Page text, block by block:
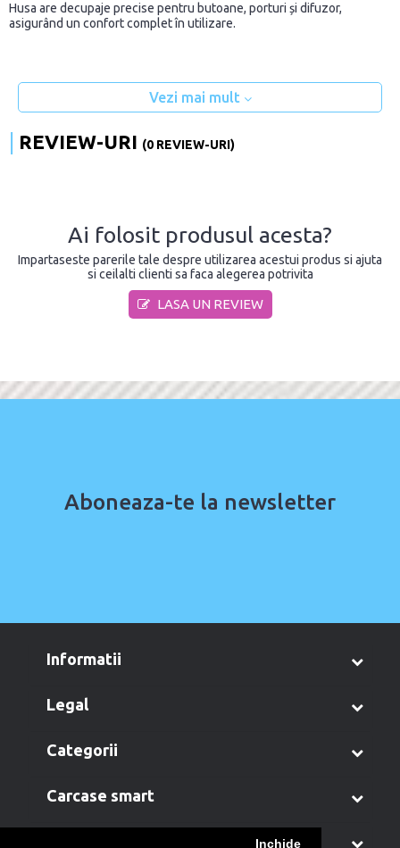
Inchide
Husa are decupaje precise pentru butoane, porturi și difuzor,
asigurând un confort complet în utilizare.
Vezi mai mult
REVIEW-URI (0 REVIEW-URI)
Ai folosit produsul acesta?
Impartaseste parerile tale despre utilizarea acestui produs si ajuta
si ceilalti clienti sa faca alegerea potrivita
LASA UN REVIEW
Aboneaza-te la newsletter
informatii
legal
categorii
carcase smart